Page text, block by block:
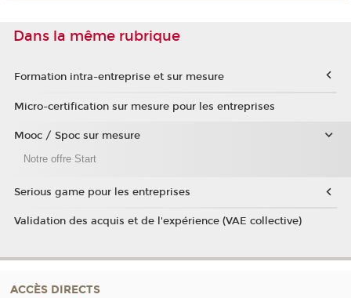
Dans la même rubrique
Formation intra-entreprise et sur mesure
Micro-certification sur mesure pour les entreprises
Mooc / Spoc sur mesure
Notre offre Start
Serious game pour les entreprises
Validation des acquis et de l'expérience (VAE collective)
ACCÈS DIRECTS